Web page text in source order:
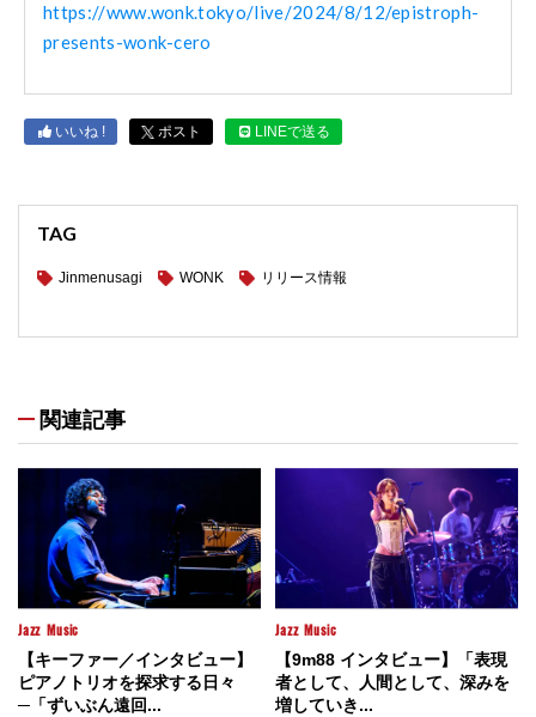
https://www.wonk.tokyo/live/2024/8/12/epistroph-
presents-wonk-cero
いいね ! ポスト LINEで送る
TAG
Jinmenusagi WONK リリース情報
関連記事
Jazz Music
【キーファー／インタビュー】
ピアノトリオを探求する日々
─「ずいぶん遠回...
Jazz Music
【9m88 インタビュー】「表現
者として、人間として、深みを
増していき...